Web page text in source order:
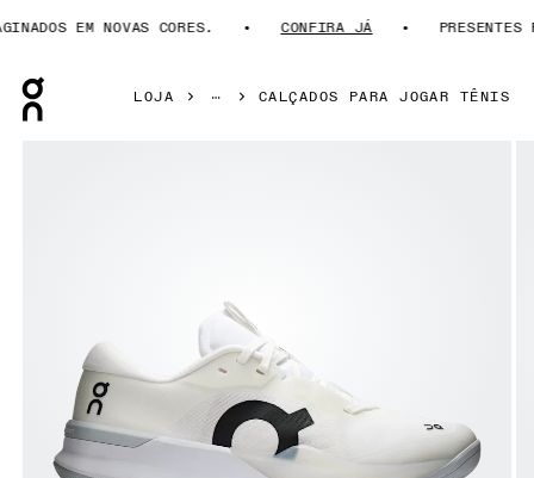
EM NOVAS CORES. CONFIRA JÁ PRESENTES
LOJA CALÇADOS PARA JOGAR TÊNIS